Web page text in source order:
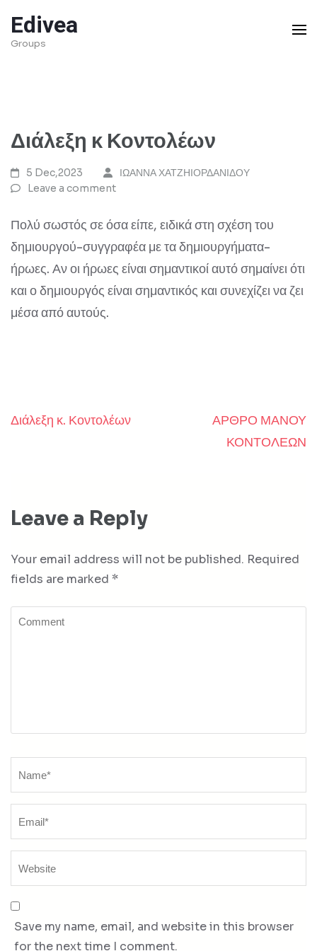
to
content
Edivea
Groups
Διάλεξη κ Κοντολέων
5 Dec,2023
ΙΩΑΝΝΑ ΧΑΤΖΗΙΟΡΔΑΝΙΔΟΥ
Leave a comment
Πολύ σωστός σε όσα είπε, ειδικά στη σχέση του
δημιουργού-συγγραφέα με τα δημιουργήματα-
ήρωες. Αν οι ήρωες είναι σημαντικοί αυτό σημαίνει ότι
και ο δημιουργός είναι σημαντικός και συνεχίζει να ζει
μέσα από αυτούς.
Post
Διάλεξη κ. Κοντολέων
ΑΡΘΡΟ ΜΑΝΟΥ
ΚΟΝΤΟΛΕΩΝ
Leave a Reply
Your email address will not be published. Required
fields are marked *
Comment
Save my name, email, and website in this browser
for the next time I comment.